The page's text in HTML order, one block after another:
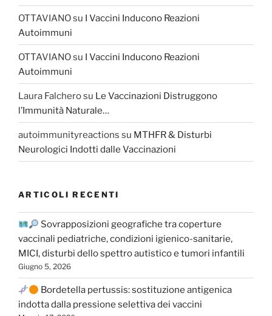
OTTAVIANOsu I Vaccini Inducono Reazioni
Autoimmuni
OTTAVIANOsu I Vaccini Inducono Reazioni
Autoimmuni
Laura Falcherosu Le Vaccinazioni Distruggono
l’Immunità Naturale…
autoimmunityreactions su MTHFR & Disturbi
Neurologici Indotti dalle Vaccinazioni
ARTICOLI RECENTI
Sovrapposizioni geografiche tra coperture
vaccinali pediatriche, condizioni igienico-sanitarie,
MICI, disturbi dello spettro autistico e tumori infantili
Giugno 5, 2026
Bordetella pertussis: sostituzione antigenica
indotta dalla pressione selettiva dei vaccini